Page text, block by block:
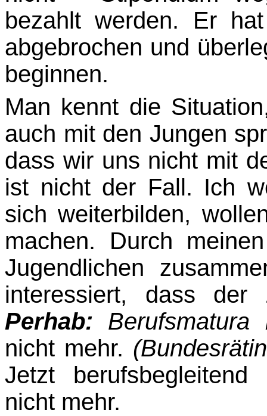
bezahlt werden. Er
abgebrochen und
beginnen.
Man kennt die
auch mit den Jungen
dass wir uns nicht mit
ist nicht der Fall. Ich
sich weiterbilden,
machen. Durch
Jugendlichen
interessiert, dass
Perhab:
nicht mehr.
Jetzt
nicht mehr.